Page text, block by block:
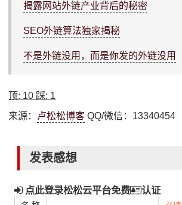
揭露网站外链产业背后的秘密
SEO外链算法独家揭秘
不是外链没用，而是你发的外链没用
顶: 10 踩: 1
来源： 卢松松博客 QQ/微信：13340454
发表感想
点此登录松松云平台免费 认证